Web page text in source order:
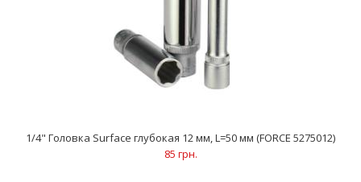
1/4" Головка Surface глубокая 10 мм, L=50 мм (FORCE 5275010)
76 грн.
1/4" Головка Surface глубокая 12 мм, L=50 мм (FORCE 5275012)
85 грн.